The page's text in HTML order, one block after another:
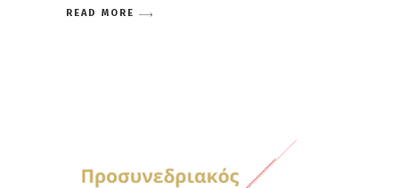
READ MORE